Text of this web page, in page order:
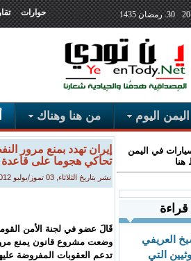
30. رمضان 1435 حوارات
اليمن اليوم من هنا وهناك
إيران تهدد بمنع مرور
تحاكي هجوما على قاعدة
نشر بتاريخ الثلاثاء, 03 تموز/يوليو 2012 10:22
قَالَ عضو في لجنة الأمن
وضعت مشروع قانون يمنع
تدعم العقوبات المفروضة
في اليمن
هنا
قراءة
العريفي
التي